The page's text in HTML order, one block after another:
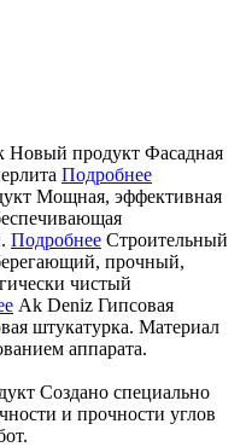
Новый продукт Фасадная
Подробнее
Мощная, эффективная
Подробнее Строительный
прочный,
чистый
Ak Deniz Гипсовая
штукатурка. Материал
аппарата.
Создано специально
и прочности углов